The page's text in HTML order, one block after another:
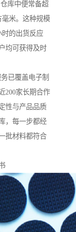
库中便常备超
毫米。这种规模
的出货反应
均可获得及时
已覆盖电子制
200家长期合作
性与产品品质
，每一步都经
批材料都符合